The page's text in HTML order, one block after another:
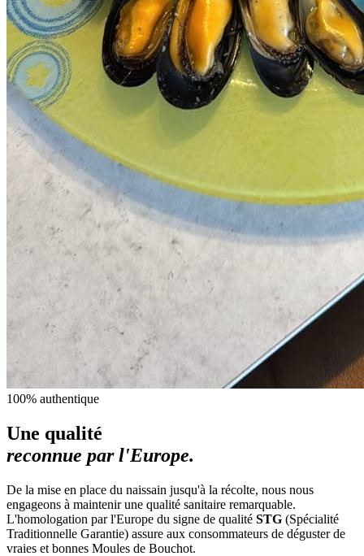
100% authentique
Une qualité
reconnue par l'Europe.
De la mise en place du naissain jusqu'à la récolte, nous nous
engageons à maintenir une qualité sanitaire remarquable.
L'homologation par l'Europe du signe de qualité STG (Spécialité
Traditionnelle Garantie) assure aux consommateurs de déguster de
vraies et bonnes Moules de Bouchot.